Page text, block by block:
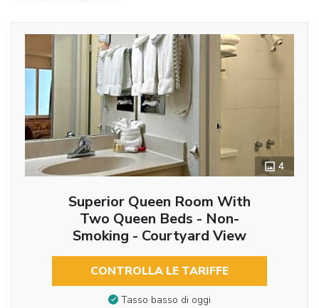
4
Superior Queen Room With
Two Queen Beds - Non-
Smoking - Courtyard View
CONTROLLA LE TARIFFE
Tasso basso di oggi